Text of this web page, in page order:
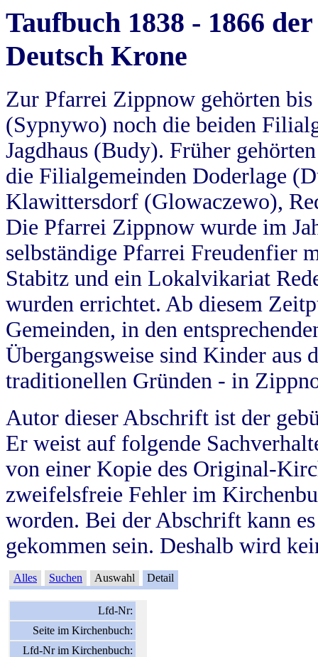
Taufbuch 1838 - 1866
Deutsch Krone
Zur Pfarrei Zippnow gehörten
(Sypnywo) noch die beiden
Jagdhaus (Budy). Früher
die Filialgemeinden Doderlage
Klawittersdorf (Glowaczewo),
Die Pfarrei Zippnow wurde im
selbständige Pfarrei Freudenfier
Stabitz und ein Lokalvikariat
wurden errichtet. Ab diesem
Gemeinden, in den
Übergangsweise sind Kinder aus
traditionellen Gründen - in
Autor dieser Abschrift ist der
Er weist auf folgende
von einer Kopie des Original-
zweifelsfreie Fehler im
worden. Bei der Abschrift kann
gekommen sein. Deshalb wird
Alles Suchen Auswahl Detail
Lfd-Nr:
Seite im Kirchenbuch:
Lfd-Nr im Kirchenbuch: